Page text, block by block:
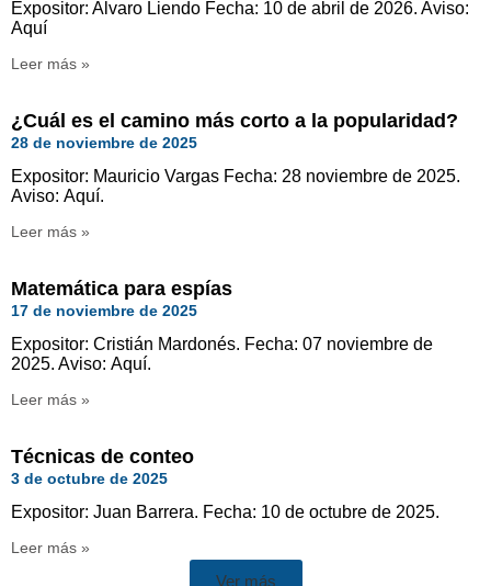
Expositor: Alvaro Liendo Fecha: 10 de abril de 2026. Aviso:
Aquí
Leer más »
¿Cuál es el camino más corto a la popularidad?
28 de noviembre de 2025
Expositor: Mauricio Vargas Fecha: 28 noviembre de 2025.
Aviso: Aquí.
Leer más »
Matemática para espías
17 de noviembre de 2025
Expositor: Cristián Mardonés. Fecha: 07 noviembre de
2025. Aviso: Aquí.
Leer más »
Técnicas de conteo
3 de octubre de 2025
Expositor: Juan Barrera. Fecha: 10 de octubre de 2025.
Leer más »
Ver más